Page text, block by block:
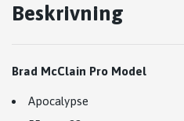
Beskrivning
Brad McClain Pro Model
Apocalypse